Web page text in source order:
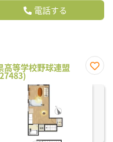
電話する
高等学校野球連盟
に入